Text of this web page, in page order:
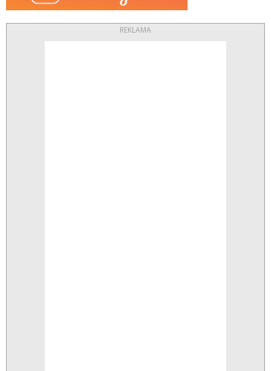
REKLAMA